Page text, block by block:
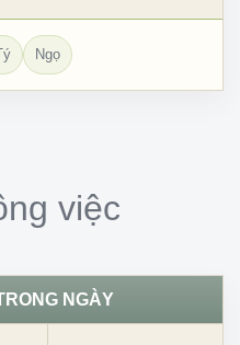
Ngọ
việc
NGÀY